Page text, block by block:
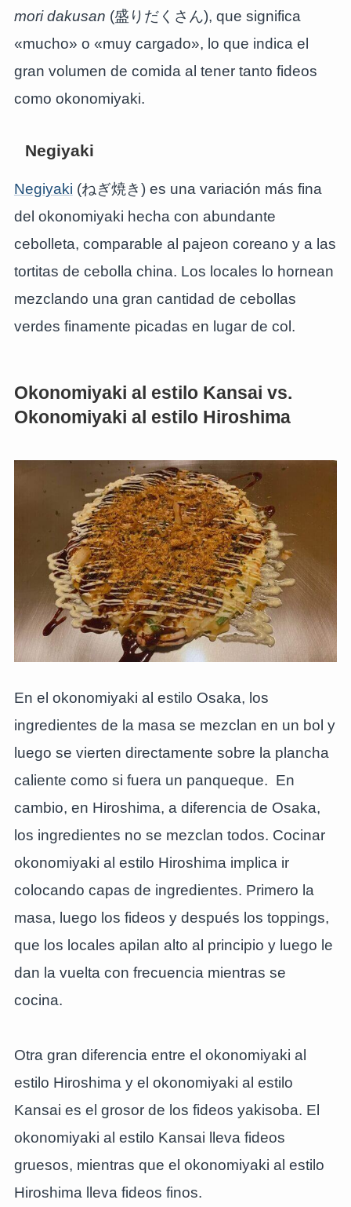
mori dakusan (盛りだくさん), que significa
«mucho» o «muy cargado», lo que indica el
gran volumen de comida al tener tanto fideos
como okonomiyaki.
Negiyaki
Negiyaki (ねぎ焼き) es una variación más fina
del okonomiyaki hecha con abundante
cebolleta, comparable al pajeon coreano y a las
tortitas de cebolla china. Los locales lo hornean
mezclando una gran cantidad de cebollas
verdes finamente picadas en lugar de col.
Okonomiyaki al estilo Kansai vs.
Okonomiyaki al estilo Hiroshima
En el okonomiyaki al estilo Osaka, los
ingredientes de la masa se mezclan en un bol y
luego se vierten directamente sobre la plancha
caliente como si fuera un panqueque. En
cambio, en Hiroshima, a diferencia de Osaka,
los ingredientes no se mezclan todos. Cocinar
okonomiyaki al estilo Hiroshima implica ir
colocando capas de ingredientes. Primero la
masa, luego los fideos y después los toppings,
que los locales apilan alto al principio y luego le
dan la vuelta con frecuencia mientras se
cocina.
Otra gran diferencia entre el okonomiyaki al
estilo Hiroshima y el okonomiyaki al estilo
Kansai es el grosor de los fideos yakisoba. El
okonomiyaki al estilo Kansai lleva fideos
gruesos, mientras que el okonomiyaki al estilo
Hiroshima lleva fideos finos.